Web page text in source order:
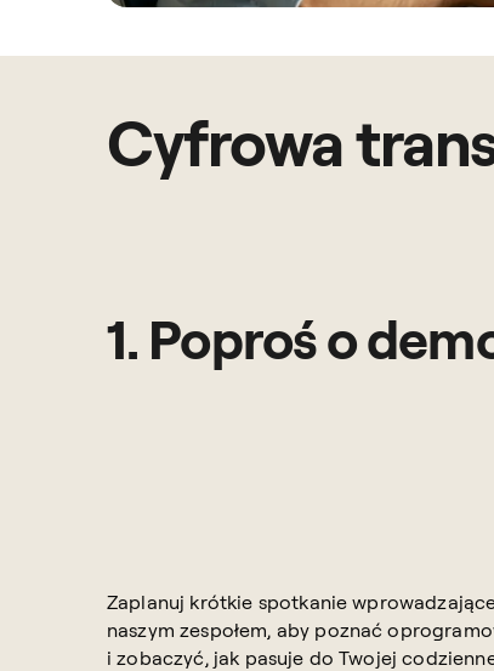
Cyfrowa
1. Poproś o
Zaplanuj krótkie spotkanie
naszym zespołem, aby poznać
i zobaczyć, jak pasuje do Twojej